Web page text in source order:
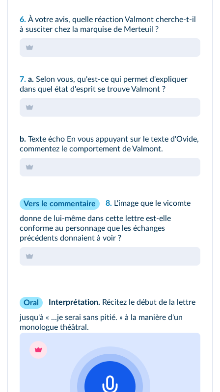
6. À votre avis, quelle réaction Valmont cherche‑t‑il
à susciter chez la marquise de Merteuil ?
7. a. Selon vous, qu'est-ce qui permet d'expliquer
dans quel état d'esprit se trouve Valmont ?
b. Texte écho En vous appuyant sur le texte d'Ovide,
commentez le comportement de Valmont.
Vers le commentaire 8. L'image que le vicomte
donne de lui-même dans cette lettre est-elle
conforme au personnage que les échanges
précédents donnaient à voir ?
Oral Interprétation. Récitez le début de la lettre
jusqu'à « ...je serai sans pitié. » à la manière d'un
monologue théâtral.